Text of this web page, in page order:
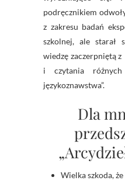
podręcznikiem
z zakresu badań
szkolnej, ale starał
wiedzę zaczerpniętą
i czytania
językoznawstwa”.
Dla
Wielka szkoda,